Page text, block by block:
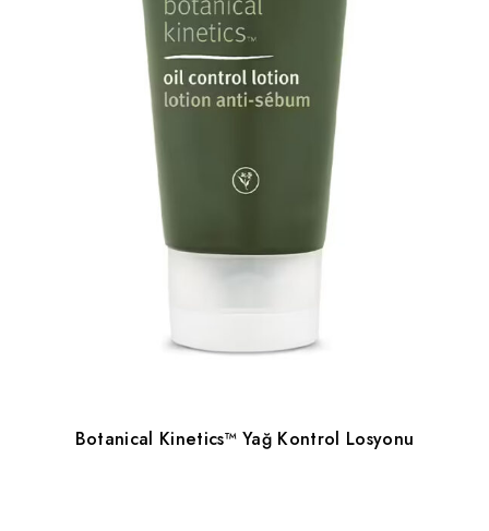
Botanical Kinetics™ Yağ Kontrol Losyonu